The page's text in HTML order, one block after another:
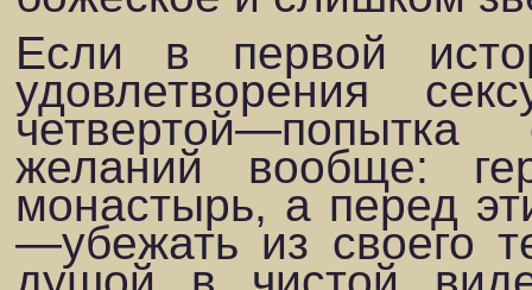
Если в первой
удовлетворения
желаний вообще:
монастырь, а перед
—убежать из своего